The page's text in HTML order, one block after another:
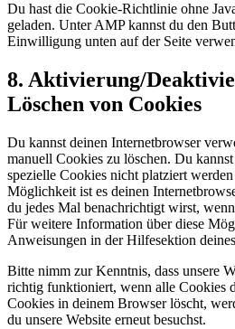
Du hast die Cookie-Richtlinie ohne
geladen. Unter AMP kannst du den
Einwilligung unten auf der Seite
8. Aktivierung/
Löschen von Cookies
Du kannst deinen Internetbrowser
manuell Cookies zu löschen. Du
spezielle Cookies nicht platziert
Möglichkeit ist es deinen
du jedes Mal benachrichtigt wirst,
Für weitere Information über diese
Anweisungen in der Hilfesektion
Bitte nimm zur Kenntnis, dass unsere
richtig funktioniert, wenn alle Cookies
Cookies in deinem Browser löscht,
du unsere Website erneut besuchst.